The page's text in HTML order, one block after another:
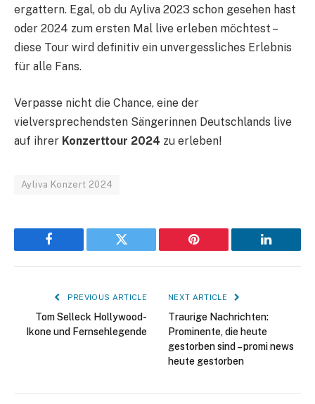
ergattern. Egal, ob du Ayliva 2023 schon gesehen hast
oder 2024 zum ersten Mal live erleben möchtest –
diese Tour wird definitiv ein unvergessliches Erlebnis
für alle Fans.
Verpasse nicht die Chance, eine der
vielversprechendsten Sängerinnen Deutschlands live
auf ihrer Konzerttour 2024 zu erleben!
Ayliva Konzert 2024
Facebook Twitter Pinterest LinkedIn
PREVIOUS ARTICLE
Tom Selleck Hollywood-
Ikone und Fernsehlegende
NEXT ARTICLE
Traurige Nachrichten:
Prominente, die heute
gestorben sind – promi news
heute gestorben